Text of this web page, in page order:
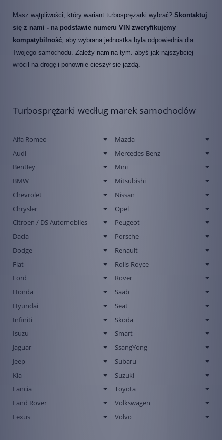
Masz wątpliwości, który wariant turbosprężarki wybrać? Skontaktuj
się z nami - na podstawie numeru VIN zweryfikujemy
kompatybilność , aby wybrana jednostka była odpowiednia dla
Twojego samochodu. Zależy nam na tym, abyś jak najszybciej
wrócił na drogę i ponownie cieszył się jazdą.
Turbosprężarki według marek samochodów
Alfa Romeo
Audi
Bentley
BMW
Chevrolet
Chrysler
Citroen / DS Automobiles
Dacia
Dodge
Fiat
Ford
Honda
Hyundai
Infiniti
Isuzu
Jaguar
Jeep
Kia
Lancia
Land Rover
Lexus
Mazda
Mercedes-Benz
Mini
Mitsubishi
Nissan
Opel
Peugeot
Porsche
Renault
Rolls-Royce
Rover
Saab
Seat
Skoda
Smart
SsangYong
Subaru
Suzuki
Toyota
Volkswagen
Volvo